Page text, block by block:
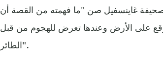
غاينسفيل صن "ما فهمته من القصة أن
على الأرض وعندها تعرض للهجوم من قبل
الطائر".